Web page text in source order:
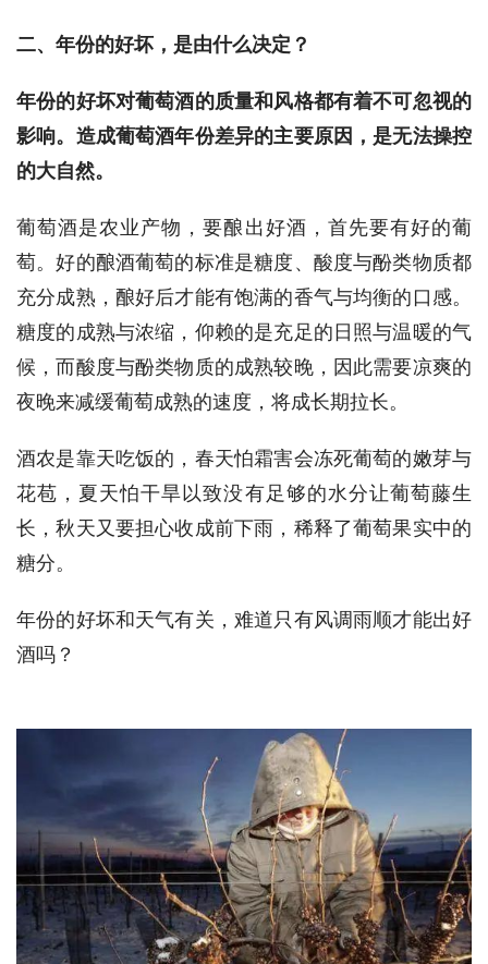
二、年份的好坏，是由什么决定？
年份的好坏对葡萄酒的质量和风格都有着不可忽视的
影响。造成葡萄酒年份差异的主要原因，是无法操控
的大自然。
葡萄酒是农业产物，要酿出好酒，首先要有好的葡
萄。好的酿酒葡萄的标准是糖度、酸度与酚类物质都
充分成熟，酿好后才能有饱满的香气与均衡的口感。
糖度的成熟与浓缩，仰赖的是充足的日照与温暖的气
候，而酸度与酚类物质的成熟较晚，因此需要凉爽的
夜晚来减缓葡萄成熟的速度，将成长期拉长。
酒农是靠天吃饭的，春天怕霜害会冻死葡萄的嫩芽与
花苞，夏天怕干旱以致没有足够的水分让葡萄藤生
长，秋天又要担心收成前下雨，稀释了葡萄果实中的
糖分。
年份的好坏和天气有关，难道只有风调雨顺才能出好
酒吗？